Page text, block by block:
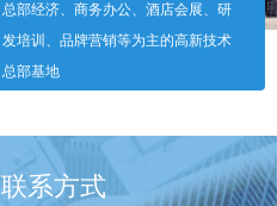
总部经济、商务办公、酒店会展、研
发培训、品牌营销等为主的高新技术
总部基地
联系方式